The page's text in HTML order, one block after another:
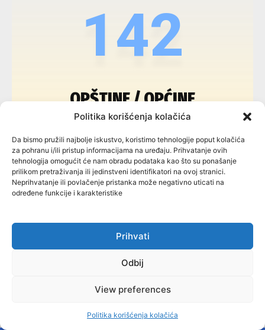
Politika korišćenja kolačića
Da bismo pružili najbolje iskustvo, koristimo tehnologije poput kolačića
za pohranu i/ili pristup informacijama na uređaju. Prihvatanje ovih
tehnologija omogućit će nam obradu podataka kao što su ponašanje
prilikom pretraživanja ili jedinstveni identifikatori na ovoj stranici.
Neprihvatanje ili povlačenje pristanka može negativno uticati na
određene funkcije i karakteristike
Prihvati
Odbij
View preferences
Politika korišćenja kolačića
142
OPŠTINE / OPĆINE
79
FBiH
64